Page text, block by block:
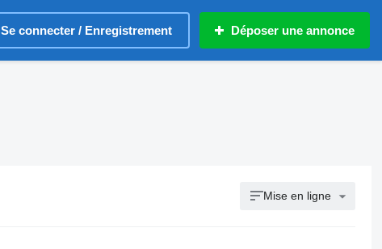
Se connecter / Enregistrement Déposer une annonce
Mise en ligne